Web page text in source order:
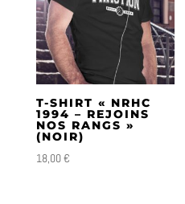
T-SHIRT « NRHC
1994 – REJOINS
NOS RANGS »
(NOIR)
18,00€